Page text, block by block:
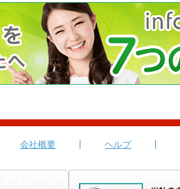
会社概要 ヘルプ